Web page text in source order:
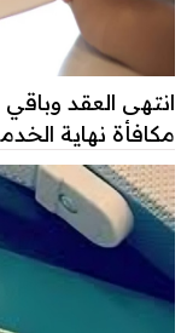
انتهى العقد
مكافأة نهاية